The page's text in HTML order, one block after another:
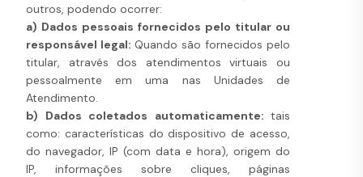
outros, podendo ocorrer:
a) Dados pessoais fornecidos pelo titular ou
responsável legal: Quando são fornecidos pelo
titular, através dos atendimentos virtuais ou
pessoalmente em uma nas Unidades de
Atendimento.
b) Dados coletados automaticamente: tais
como: características do dispositivo de acesso,
do navegador, IP (com data e hora), origem do
IP, informações sobre cliques, páginas